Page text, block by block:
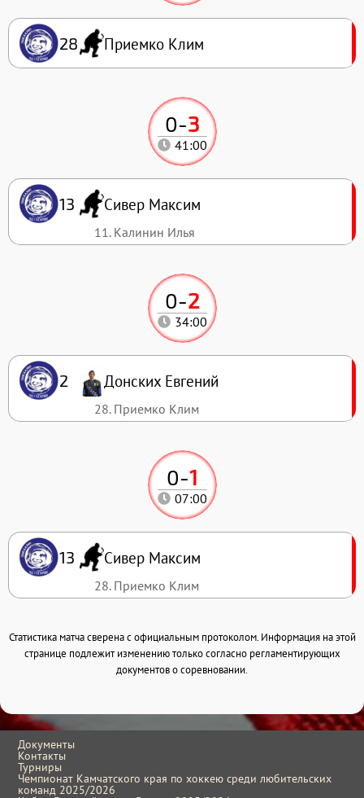
0-1
07:00
13 Сивер Максим
28. Приемко Клим
0-2
34:00
2 Донских Евгений
28. Приемко Клим
0-3
41:00
13 Сивер Максим
11. Калинин Илья
28 Приемко Клим
Статистика матча сверена с официальным протоколом. Информация на этой
странице подлежит изменению только согласно регламентирующих
документов о соревновании.
Документы
Контакты
Турниры
Чемпионат Камчатского края по хоккею среди любительских
команд 2025/2026